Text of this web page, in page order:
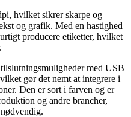
hvilket sikrer skarpe og
og grafik. Med en hastighed
producere etiketter, hvilket
med USB
gør det nemt at integrere i
Den er sort i farven og er
og andre brancher,